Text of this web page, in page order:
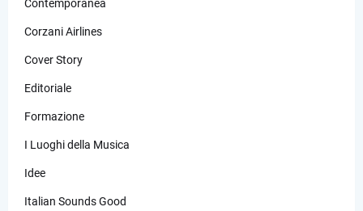
Contemporanea
Corzani Airlines
Cover Story
Editoriale
Formazione
I Luoghi della Musica
Idee
Italian Sounds Good